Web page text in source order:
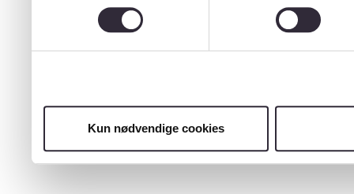
Kun nødvendige cookies